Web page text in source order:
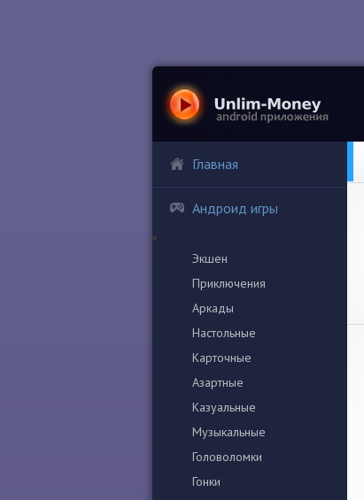
Главная
Андроид игры
Экшен
Приключения
Аркады
Настольные
Карточные
Азартные
Казуальные
Музыкальные
Головоломки
Гонки